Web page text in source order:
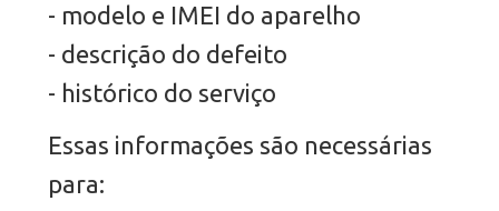
- modelo e IMEI do aparelho
- descrição do defeito
- histórico do serviço
Essas informações são necessárias
para: